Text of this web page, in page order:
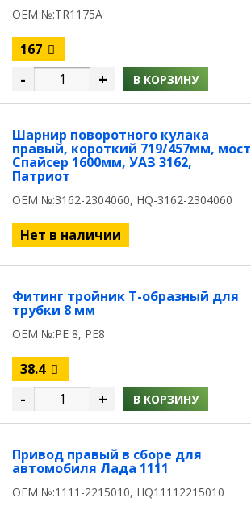
OEM №:TR1175A
167
- + В КОРЗИНУ
Шарнир поворотного кулака
правый, короткий 719/457мм, мост
Спайсер 1600мм, УАЗ 3162,
Патриот
OEM №:3162-2304060, HQ-3162-2304060
Нет в наличии
Фитинг тройник Т-образный для
трубки 8 мм
OEM №:PE 8, PE8
38.4
- + В КОРЗИНУ
Привод правый в сборе для
автомобиля Лада 1111
OEM №:1111-2215010, HQ11112215010